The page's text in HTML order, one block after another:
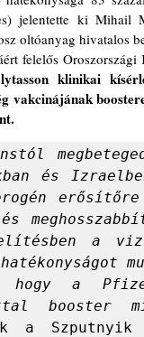
jelentette ki Mihail
oltóanyag hivatalos
felelős
klinikai
vakcinájának
és
erősítőre
és
a
a
booster
a